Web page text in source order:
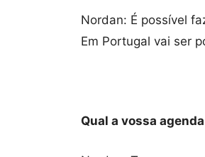
Nordan: É possível
Em Portugal vai ser
Qual a vossa